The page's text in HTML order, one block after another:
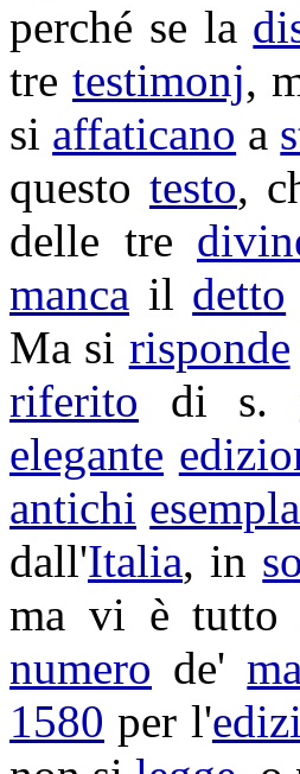
perché se la
tretestimonj,
si affaticano a
questotesto,
delle tre
manca il detto
Ma si risponde
riferito di s.
elegante
antichi
dall'Italia, in
ma vi è tutto
numero de'
1580 per l'